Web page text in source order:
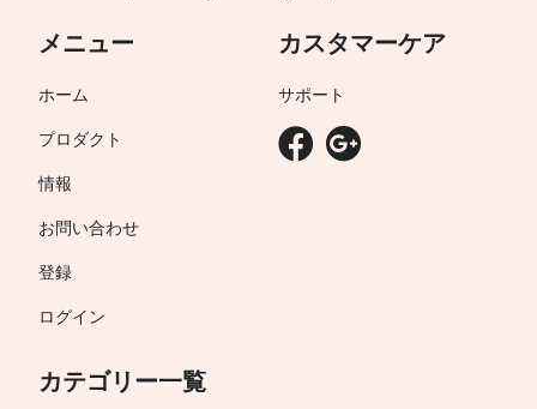
メニュー
ホーム
プロダクト
情報
お問い合わせ
登録
ログイン
カテゴリー一覧
カスタマーケア
サポート